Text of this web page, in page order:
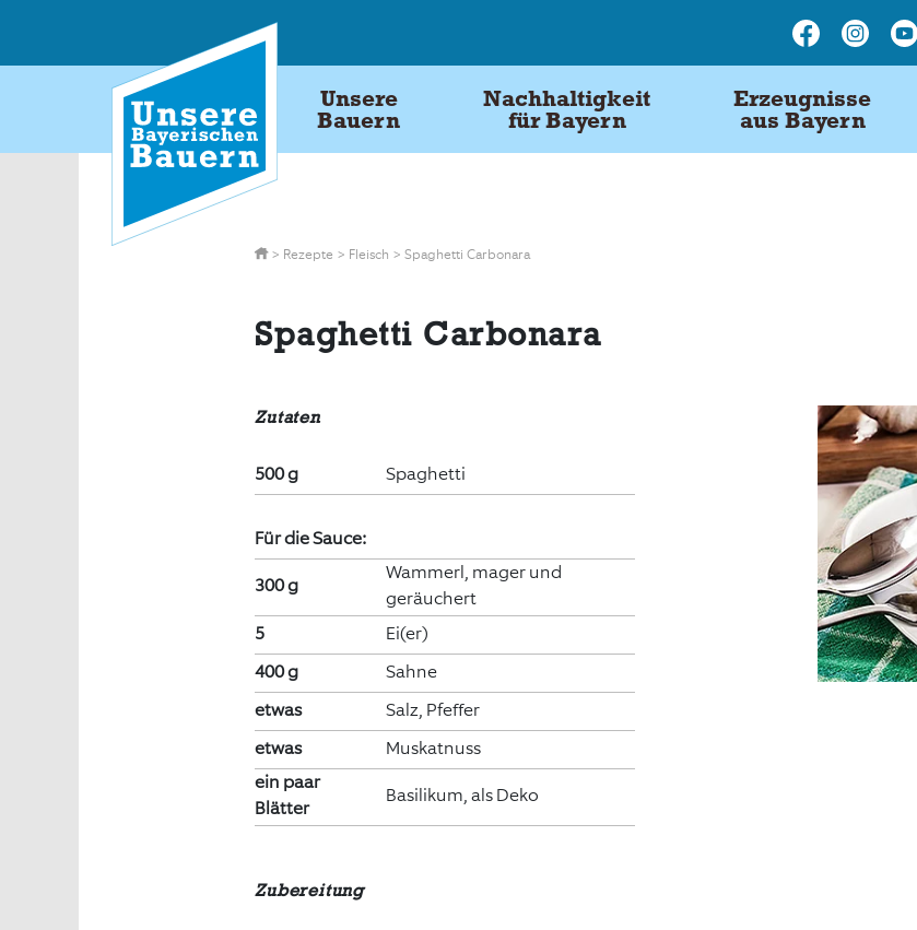
content
Unsere
Bauern
Nachhaltigkeit
für Bayern
Erzeugnisse
aus Bayern
> Rezepte > Fleisch > Spaghetti Carbonara
Spaghetti Carbonara
Zutaten
500 g Spaghetti
Für die Sauce:
300 g
Wammerl, mager und
geräuchert
5
Ei(er)
400 g
Sahne
etwas
Salz, Pfeffer
etwas
Muskatnuss
ein paar
Blätter
Basilikum, als Deko
Zubereitung